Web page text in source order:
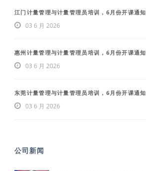
江门计量管理与计量管理员培训，6月份开课通知
03 6 月 2026
惠州计量管理与计量管理员培训，6月份开课通知
03 6 月 2026
东莞计量管理与计量管理员培训，6月份开课通知
03 6 月 2026
公司新闻